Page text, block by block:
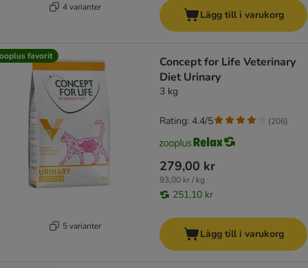
4 varianter
Lägg till i varukorg
favorit
5 varianter
Concept for Life Veterinary
Diet Urinary
3 kg
279,00 kr
93,00 kr / kg
251,10 kr
Rating: 4.4/5 (206)
Lägg till i varukorg